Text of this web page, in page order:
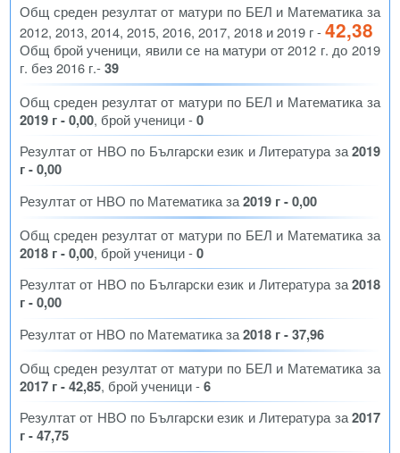
Общ среден резултат от матури по БЕЛ и Математика за
2012, 2013, 2014, 2015, 2016, 2017, 2018 и 2019 г -42,38
Общ брой ученици, явили се на матури от 2012 г. до 2019
г. без 2016 г.-39
Общ среден резултат от матури по БЕЛ и Математика за
2019 г - 0,00, брой ученици -0
Резултат от НВО по Български език и Литература за2019
г - 0,00
Резултат от НВО по Математика за2019 г - 0,00
Общ среден резултат от матури по БЕЛ и Математика за
2018 г - 0,00, брой ученици -0
Резултат от НВО по Български език и Литература за2018
г - 0,00
Резултат от НВО по Математика за2018 г - 37,96
Общ среден резултат от матури по БЕЛ и Математика за
2017 г - 42,85, брой ученици -6
Резултат от НВО по Български език и Литература за2017
г - 47,75